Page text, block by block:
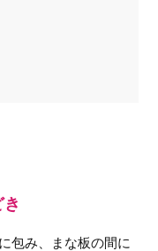
包み、まな板の間に